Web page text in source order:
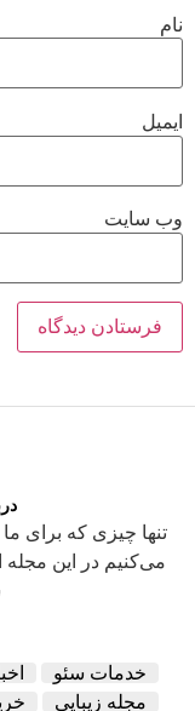
نام
ایمیل
وب‌ سایت
تنها چیزی که
می‌کنیم در این مجله
خدمات سئو
مجله زیبایی